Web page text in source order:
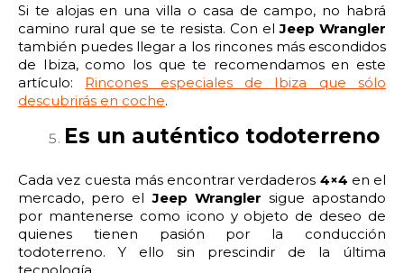
Si te alojas en una villa o casa de campo, no habrá
camino rural que se te resista. Con elJeep Wrangler
también puedes llegar a los rincones más escondidos
de Ibiza, como los que te recomendamos en este
artículo: Rincones especiales de Ibiza que sólo
descubrirás en coche.
Es un auténtico todoterreno
Cada vez cuesta más encontrar verdaderos 4×4 en el
mercado, pero elJeep Wrangler sigue apostando
por mantenerse como icono y objeto de deseo de
quienes tienen pasión por la conducción
todoterreno. Y ello sin prescindir de la última